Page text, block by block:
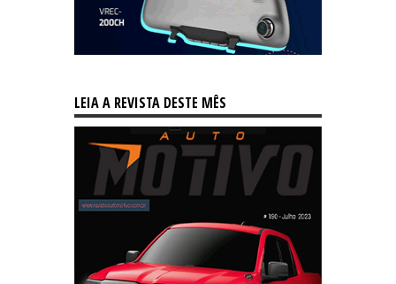
LEIA A REVISTA DESTE MÊS